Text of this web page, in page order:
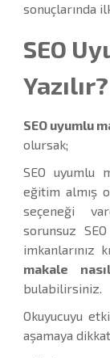
sonuçlarında
SEO
Yazılır?
SEO uyumlu
olursak;
SEO uyumlu
eğitim almış
seçeneği
sorunsuz
imkanlarınız
makale
bulabilirsiniz.
Okuyucuyu
aşamaya